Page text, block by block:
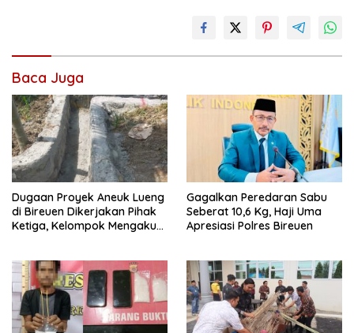
Baca Juga
Dugaan Proyek Aneuk Lueng
di Bireuen Dikerjakan Pihak
Ketiga, Kelompok Mengaku
Gagalkan Peredaran Sabu
Seberat 10,6 Kg, Haji Uma
Apresiasi Polres Bireuen